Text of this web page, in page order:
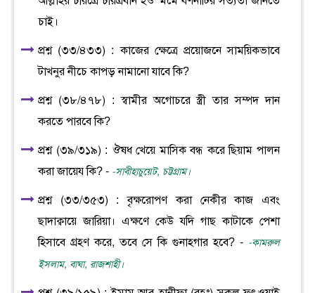
চাই।
প্রশ্ন (৩৩/৪৩৩) : কাজের ক্ষেত্রে প্রয়োজনে সাময়িকভাবে
টাখনুর নীচে কাপড় নামানো যাবে কি?
প্রশ্ন (৩৮/৪৭৮) : স্বামীর অগোচরে স্ত্রী তার সম্পদ দান
করতে পারবে কি?
প্রশ্ন (৩৯/৩১৯) : ঔষধ খেয়ে মাসিক বন্ধ করে ছিয়াম পালন
করা জায়েয কি? - -সাবীহাচুয়েট, চট্টগ্রাম।
প্রশ্ন (৩৩/৩৫৩) : বৃক্ষরোপণ করা নেকীর কাজ এবং
ছাদাক্বায়ে জারিয়া। এক্ষণে কেউ যদি গাছ কাটাকে পেশা
হিসাবে গ্রহণ করে, তবে সে কি গুনাহগার হবে? - -কামরুল
ইসলাম, বাঘা, রাজশাহী।